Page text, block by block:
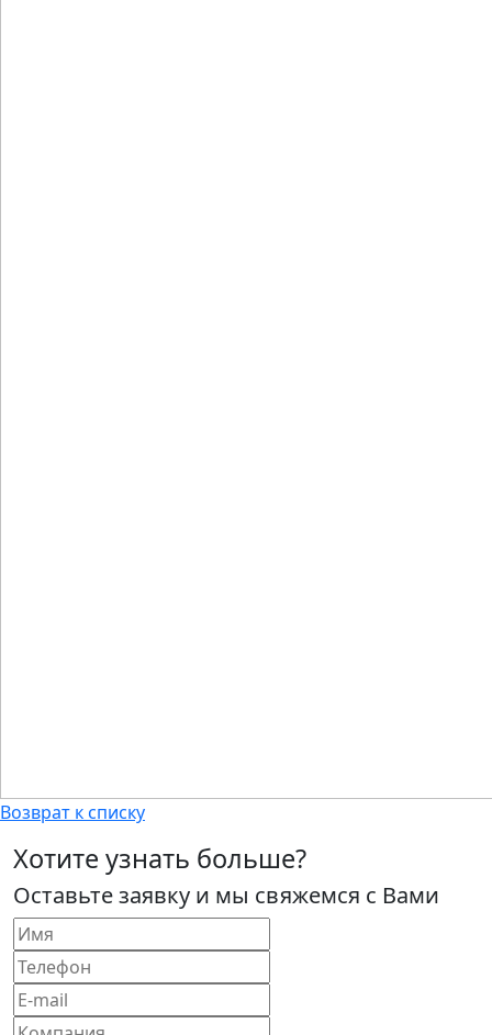
Возврат к списку
Хотите узнать больше?
Оставьте заявку и мы свяжемся с Вами